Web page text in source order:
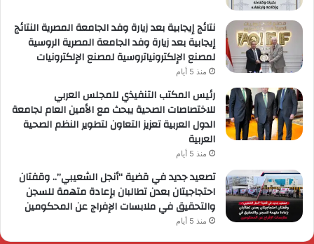
نتائج إيجابية بعد زيارة وفد الجامعة المصرية النتائج
إيجابية بعد زيارة وفد الجامعة المصرية الروسية
لمصنع الإلكترونياتروسية لمصنع الإلكترونيات
منذ 5 أيام
رئيس المكتب التنفيذي للمجلس العربي
للاختصاصات الصحية يبحث مع الأمين العام لجامعة
الدول العربية تعزيز التعاون لتطوير النظم الصحية
العربية
منذ 5 أيام
تصعيد جديد في قضية “أنجل الشعيبي”.. وقفتان
احتجاجيتان بعدن تطالبان بإعادة متهمة للسجن
والتحقيق في ملابسات الإفراج عن المحكومين
منذ 5 أيام